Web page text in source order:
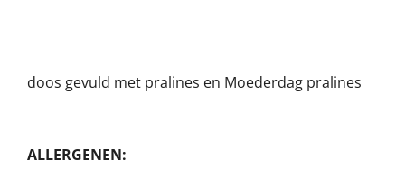
doos gevuld met pralines en Moederdag pralines
ALLERGENEN: